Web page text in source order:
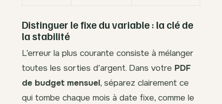
Distinguer le fixe du variable : la clé de
la stabilité
L’erreur la plus courante consiste à mélanger
toutes les sorties d’argent. Dans votre PDF
de budget mensuel, séparez clairement ce
qui tombe chaque mois à date fixe, comme le